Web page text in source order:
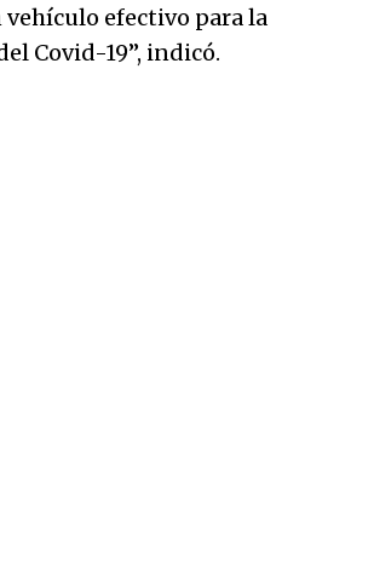
vehículo efectivo para la
Covid-19”, indicó.